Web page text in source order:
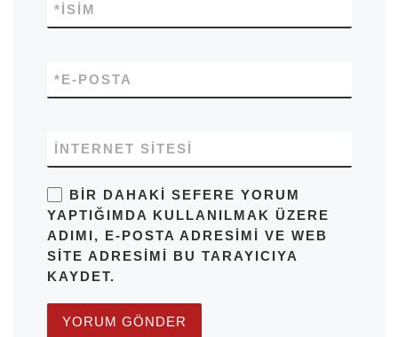
İSIM
*
E-POSTA
*
İNTERNET SITESI
BIR DAHAKI SEFERE YORUM
YAPTIĞIMDA KULLANILMAK ÜZERE
ADIMI, E-POSTA ADRESIMI VE WEB
SITE ADRESIMI BU TARAYICIYA
KAYDET.